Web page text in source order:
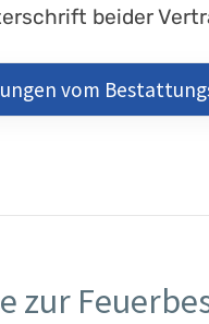
beider
vom
zur